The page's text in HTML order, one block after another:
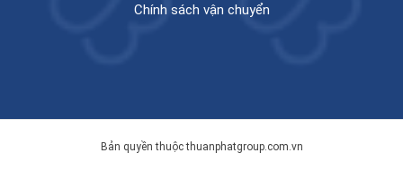
Chính sách vận chuyển
Bản quyền thuộc thuanphatgroup.com.vn